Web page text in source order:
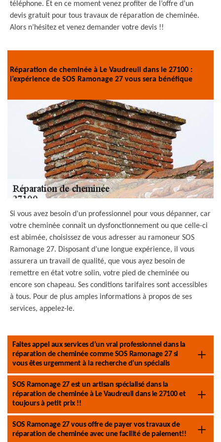
téléphone. Et en ce moment venez profiter de l’offre d’un
devis gratuit pour tous travaux de réparation de cheminée.
Alors n’hésitez et venez demander votre devis !!
Réparation de cheminée à Le Vaudreuil dans le 27100 :
l’expérience de SOS Ramonage 27 vous sera bénéfique
Si vous avez besoin d’un professionnel pour vous dépanner, car
votre cheminée connaît un dysfonctionnement ou que celle-ci
est abimée, choisissez de vous adresser au ramoneur SOS
Ramonage 27. Disposant d’une longue expérience, il vous
assurera un travail de qualité, que vous ayez besoin de
remettre en état votre solin, votre pied de cheminée ou
encore son chapeau. Ses conditions tarifaires sont accessibles
à tous. Pour de plus amples informations à propos de ses
services, appelez-le.
Faites appel aux services d’un vrai professionnel dans la
réparation de cheminée comme SOS Ramonage 27 si
vous êtes urgemment à la recherche d’un spécialis
SOS Ramonage 27 est un artisan spécialisé dans la
réparation de cheminée à Le Vaudreuil dans le 27100 et
toujours à petit prix !!
SOS Ramonage 27 vous offre de payer vos travaux de
réparation de cheminée avec une facilité de paiement!!